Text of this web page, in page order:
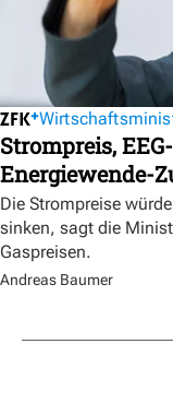
Strompreis,
Energiewende-
Die Strompreise
sinken, sagt die
Gaspreisen.
Andreas Baumer